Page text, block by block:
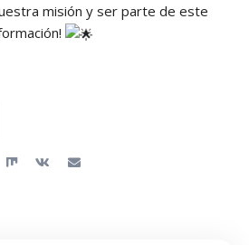
misión y ser parte de este